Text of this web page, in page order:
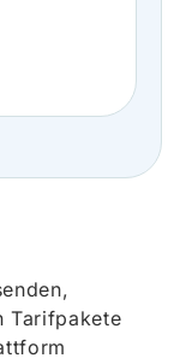
Tarifpakete